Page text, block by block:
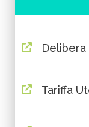
Delibera
Tariffa